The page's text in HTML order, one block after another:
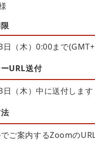
日（木）0:00まで
URL送付
日（木）中に送付します
ご案内するZoomの